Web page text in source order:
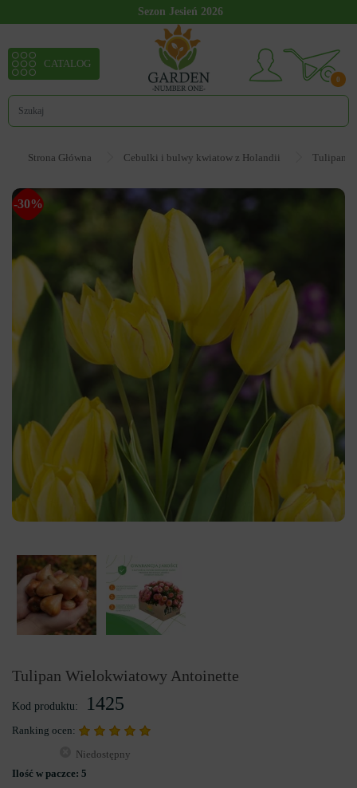
Sezon Jesień 2026
0
CATALOG
Strona Główna Cebulki i bulwy kwiatow z Holandii Tulipan
-30%
Tulipan Wielokwiatowy Antoinette
Kod produktu: 1425
Ranking ocen:
Niedostępny
Ilość w paczce: 5